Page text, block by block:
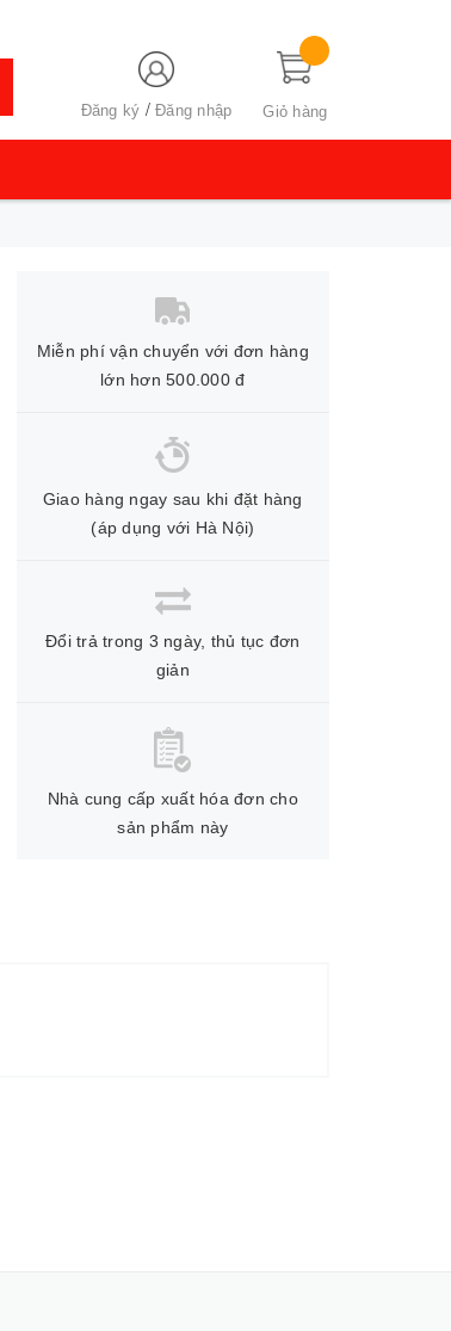
Đăng ký /Đăng nhập Giỏ hàng
Miễn phí vận chuyển với đơn hàng
lớn hơn 500.000 đ
Giao hàng ngay sau khi đặt hàng
(áp dụng với Hà Nội)
Đổi trả trong 3 ngày, thủ tục đơn
giản
Nhà cung cấp xuất hóa đơn cho
sản phẩm này